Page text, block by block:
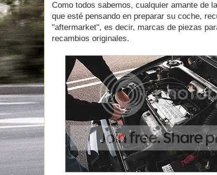
Como todos sabemos, cualquier amante de
que esté pensando en preparar su coche,
"aftermarket", es decir, marcas de piezas
recambios originales.